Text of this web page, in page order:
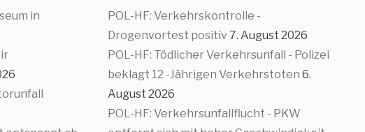
in
POL-HF: Verkehrskontrolle -
Drogenvortest positiv 7. August 2026
POL-HF: Tödlicher Verkehrsunfall - Polizei
beklagt 12 -Jährigen Verkehrstoten 6.
August 2026
POL-HF: Verkehrsunfallflucht - PKW